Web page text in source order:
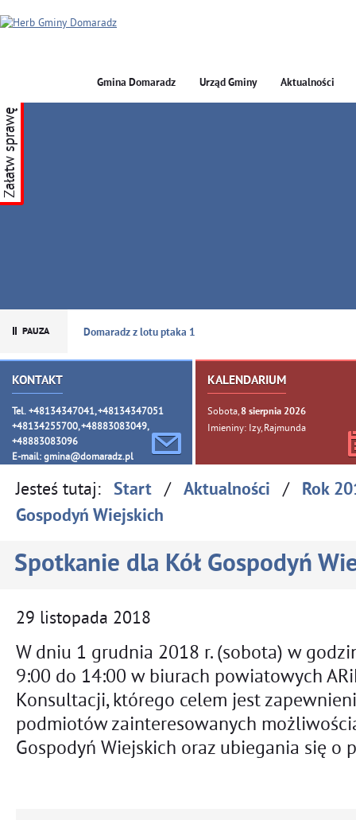
GMINA DOMARADZ
Gmina Domaradz Urząd Gminy Aktualności
Domaradz z lotu ptaka 1
KONTAKT
Tel. +48134347041, +48134347051
+48134255700, +48883083049,
+48883083096
E-mail: gmina@domaradz.pl
KALENDARIUM
Sobota, 8sierpnia 2026
Imieniny: Izy, Rajmunda
Załatw sprawę
Jesteś tutaj: Start / Aktualności / Rok
Gospodyń Wiejskich
Spotkanie dla Kół Gospodyń
29 listopada 2018
W dniu 1 grudnia 2018 r. (sobota) w
9:00 do 14:00 w biurach powiatowych
Konsultacji, którego celem jest
podmiotów zainteresowanych
Gospodyń Wiejskich oraz ubiegania się o